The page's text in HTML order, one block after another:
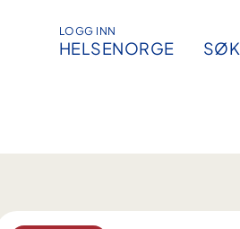
LOGG INN
HELSENORGE SØK